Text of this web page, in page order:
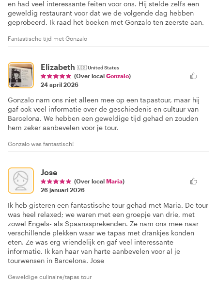
en had veel interessante feiten voor ons. Hij stelde zelfs een
geweldig restaurant voor dat we de volgende dag hebben
geprobeerd. Ik raad het boeken met Gonzalo ten zeerste aan.
Fantastische tijd met Gonzalo
Elizabeth 🇺🇸United States
(Over local Gonzalo)
24 april 2026
Gonzalo nam ons niet alleen mee op een tapastour, maar hij
gaf ook veel informatie over de geschiedenis en cultuur van
Barcelona. We hebben een geweldige tijd gehad en zouden
hem zeker aanbevelen voor je tour.
Gonzalo was fantastisch!
Jose
(Over local Maria)
26 januari 2026
Ik heb gisteren een fantastische tour gehad met Maria. De tour
was heel relaxed; we waren met een groepje van drie, met
zowel Engels- als Spaanssprekenden. Ze nam ons mee naar
verschillende plekken waar we tapas met drankjes konden
eten. Ze was erg vriendelijk en gaf veel interessante
informatie. Ik kan haar van harte aanbevelen voor al je
tourwensen in Barcelona. Jose
Geweldige culinaire/tapas tour